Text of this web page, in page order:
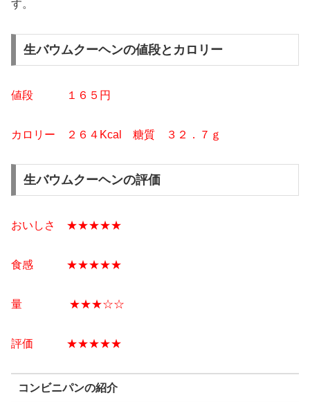
す。
生バウムクーヘンの値段とカロリー
値段 １６５円
カロリー ２６４Kcal 糖質 ３２ ．７ｇ
生バウムクーヘンの評価
おいしさ ★★★★★
食感 ★★★★★
量 ★★★☆☆
評価 ★★★★★
コンビニパンの紹介